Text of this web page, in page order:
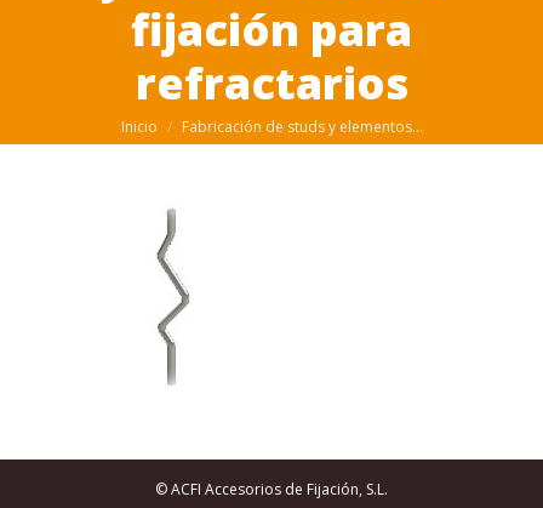
fijación para
refractarios
Inicio Fabricación de studs y elementos…
© ACFI Accesorios de Fijación, S.L.